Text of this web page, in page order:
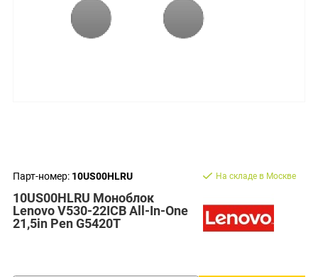
Парт-номер: 10US00HLRU
10US00HLRU Моноблок
Lenovo V530-22ICB All-In-One
21,5in Pen G5420T
На складе в Москве